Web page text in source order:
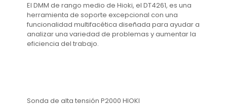
El DMM de rango medio de Hioki, el DT4261, es una
herramienta de soporte excepcional con una
funcionalidad multifacética diseñada para ayudar a
analizar una variedad de problemas y aumentar la
eficiencia del trabajo.
Sonda de alta tensión P2000 HIOKI